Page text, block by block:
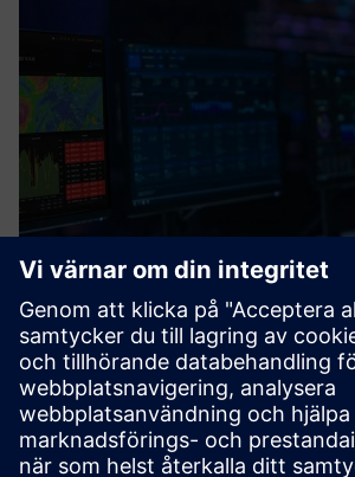
Promaps Realtime
The software calculates and predicts the
continuously while highlighting any
the operators must be aware of.